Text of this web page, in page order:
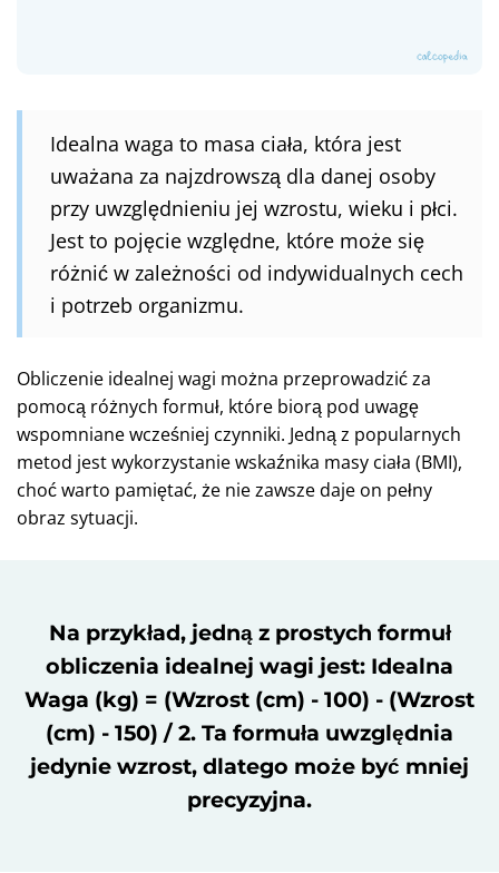
Idealna waga to masa ciała, która jest
uważana za najzdrowszą dla danej osoby
przy uwzględnieniu jej wzrostu, wieku i płci.
Jest to pojęcie względne, które może się
różnić w zależności od indywidualnych cech
i potrzeb organizmu.
Obliczenie idealnej wagi można przeprowadzić za
pomocą różnych formuł, które biorą pod uwagę
wspomniane wcześniej czynniki. Jedną z popularnych
metod jest wykorzystanie wskaźnika masy ciała (BMI),
choć warto pamiętać, że nie zawsze daje on pełny
obraz sytuacji.
Na przykład, jedną z prostych formuł
obliczenia idealnej wagi jest: Idealna
Waga (kg) = (Wzrost (cm) - 100) - (Wzrost
(cm) - 150) / 2. Ta formuła uwzględnia
jedynie wzrost, dlatego może być mniej
precyzyjna.